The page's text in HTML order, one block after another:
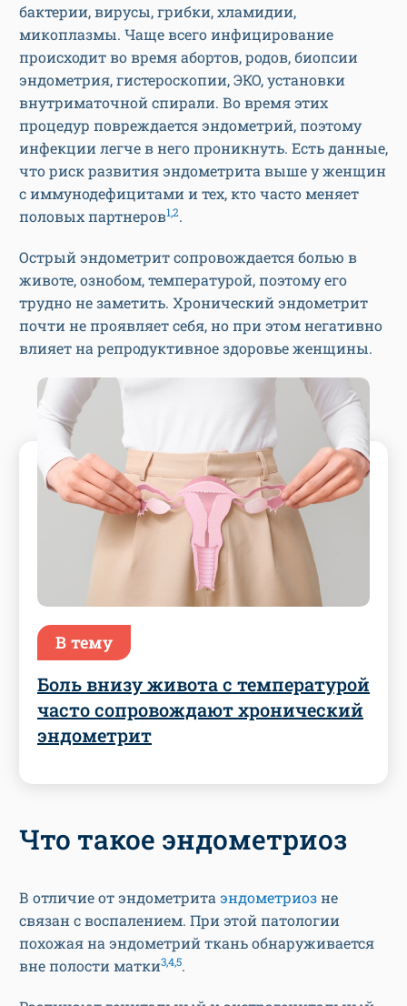
бактерии, вирусы, грибки, хламидии,
микоплазмы. Чаще всего инфицирование
происходит во время абортов, родов, биопсии
эндометрия, гистероскопии, ЭКО, установки
внутриматочной спирали. Во время этих
процедур повреждается эндометрий, поэтому
инфекции легче в него проникнуть. Есть данные,
что риск развития эндометрита выше у женщин
с иммунодефицитами и тех, кто часто меняет
половых партнеров1,2.
Острый эндометрит сопровождается болью в
животе, ознобом, температурой, поэтому его
трудно не заметить. Хронический эндометрит
почти не проявляет себя, но при этом негативно
влияет на репродуктивное здоровье женщины.
В тему
Боль внизу живота с температурой
часто сопровождают хронический
эндометрит
Что такое эндометриоз
В отличие от эндометритаэндометриозне
связан с воспалением. При этой патологии
похожая на эндометрий ткань обнаруживается
вне полости матки3,4,5.